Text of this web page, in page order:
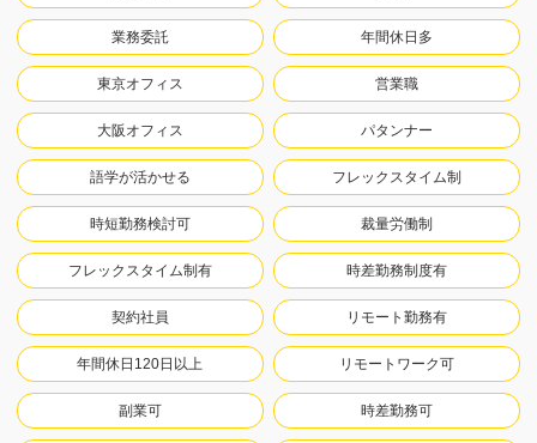
業務委託 年間休日多
東京オフィス 営業職
大阪オフィス パタンナー
語学が活かせる フレックスタイム制
時短勤務検討可 裁量労働制
フレックスタイム制有 時差勤務制度有
契約社員 リモート勤務有
年間休日120日以上 リモートワーク可
副業可 時差勤務可